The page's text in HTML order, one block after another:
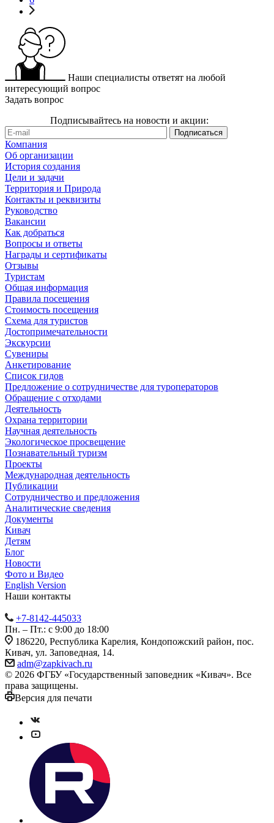
Наши специалисты ответят на любой
интересующий вопрос
Задать вопрос
Подписывайтесь на новости и акции:
Компания
Об организации
История создания
Цели и задачи
Территория и Природа
Контакты и реквизиты
Руководство
Вакансии
Как добраться
Вопросы и ответы
Награды и сертификаты
Отзывы
Туристам
Общая информация
Правила посещения
Стоимость посещения
Схема для туристов
Достопримечательности
Экскурсии
Сувениры
Анкетирование
Список гидов
Предложение о сотрудничестве для туроператоров
Обращение с отходами
Деятельность
Охрана территории
Научная деятельность
Экологическое просвещение
Познавательный туризм
Проекты
Международная деятельность
Публикации
Сотрудничество и предложения
Аналитические сведения
Документы
Кивач
Детям
Блог
Новости
Фото и Видео
English Version
Наши контакты
+7-8142-445033
Пн. – Пт.: с 9:00 до 18:00
186220, Республика Карелия, Кондопожский район, пос.
Кивач, ул. Заповедная, 14.
adm@zapkivach.ru
© 2026 ФГБУ «Государственный заповедник «Кивач». Все
права защищены.
Версия для печати